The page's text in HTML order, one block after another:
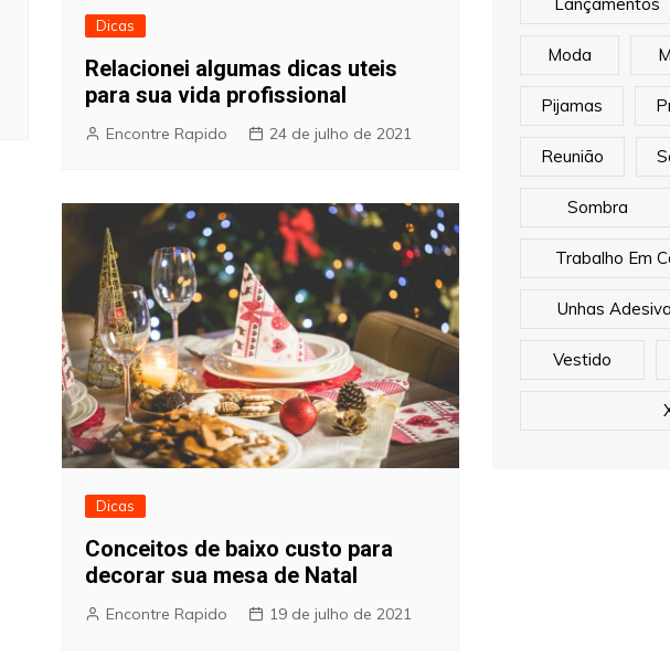
Dicas
Relacionei algumas dicas uteis
para sua vida profissional
Encontre Rapido 24 de julho de 2021
Dicas
Conceitos de baixo custo para
decorar sua mesa de Natal
Encontre Rapido 19 de julho de 2021
Moda
Pijamas
Reunião
Sombra
Trabalho Em
Unhas
Vestido